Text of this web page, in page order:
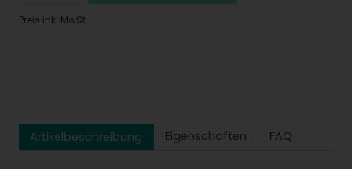
Preis inkl.MwSt.
Artikelbeschreibung Eigenschaften FAQ